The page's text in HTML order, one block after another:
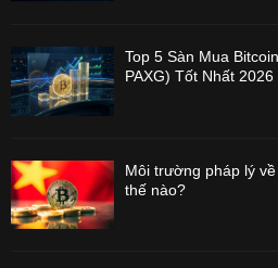
Top 5 Sàn Mua
PAXG) Tốt Nhất 2026
Môi trường pháp lý
thế nào?